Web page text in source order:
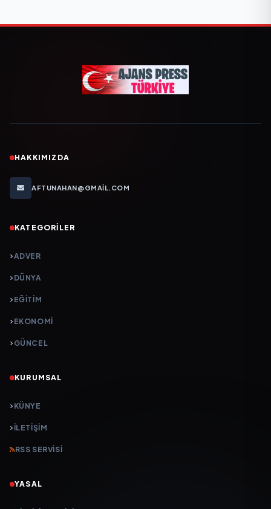
HAKKIMIZDA
AFTUNAHAN@GMAIL.COM
KATEGORILER
ADVER
DÜNYA
EĞİTİM
EKONOMİ
GÜNCEL
KURUMSAL
KÜNYE
İLETIŞIM
RSS SERVISI
YASAL